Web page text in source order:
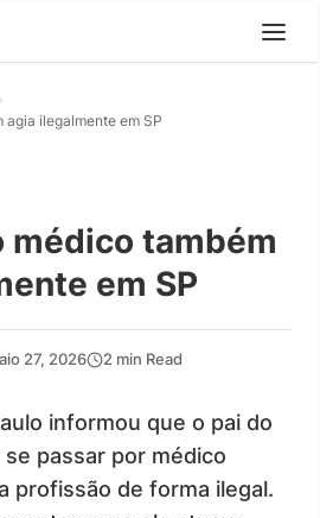
agia ilegalmente em SP
médico também
em SP
27, 2026 2 min Read
informou que o pai do
passar por médico
profissão de forma ilegal.